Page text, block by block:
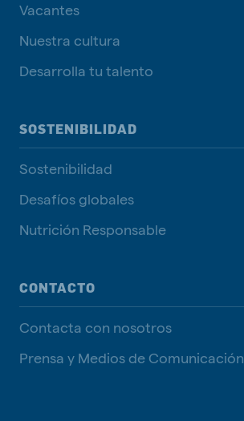
Vacantes
Nuestra cultura
Desarrolla tu talento
SOSTENIBILIDAD
Sostenibilidad
Desafíos globales
Nutrición Responsable
CONTACTO
Contacta con nosotros
Prensa y Medios de Comunicación